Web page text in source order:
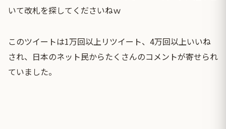
いて改札を探してくださいねｗ
このツイートは1万回以上リツイート、4万回以上いいね
され、日本のネット民からたくさんのコメントが寄せられ
ていました。